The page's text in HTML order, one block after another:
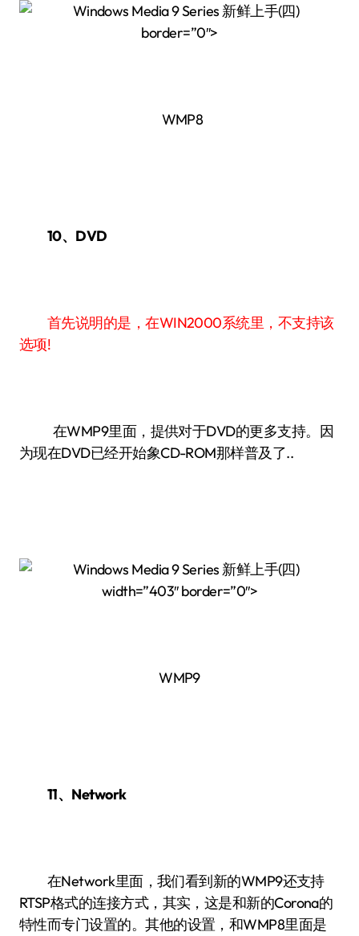
border=”0″>
WMP8
10、DVD
首先说明的是，在WIN2000系统里，不支持该
选项!
在WMP9里面，提供对于DVD的更多支持。因
为现在DVD已经开始象CD-ROM那样普及了..
width=”403″ border=”0″>
WMP9
11、Network
在Network里面，我们看到新的WMP9还支持
RTSP格式的连接方式，其实，这是和新的Corona的
特性而专门设置的。其他的设置，和WMP8里面是